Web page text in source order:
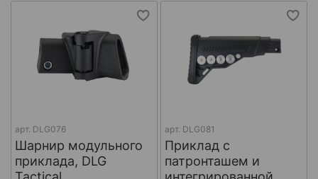
арт. DLG076
Шарнир модульного
приклада, DLG
арт. DLG081
Приклад с
патронташем и